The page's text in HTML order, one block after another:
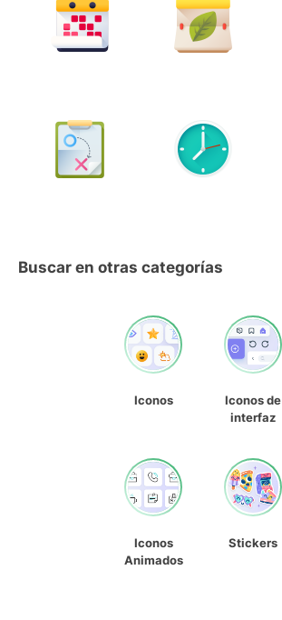
Buscar en otras categorías
Iconos
Iconos de
interfaz
Iconos
Animados
Stickers